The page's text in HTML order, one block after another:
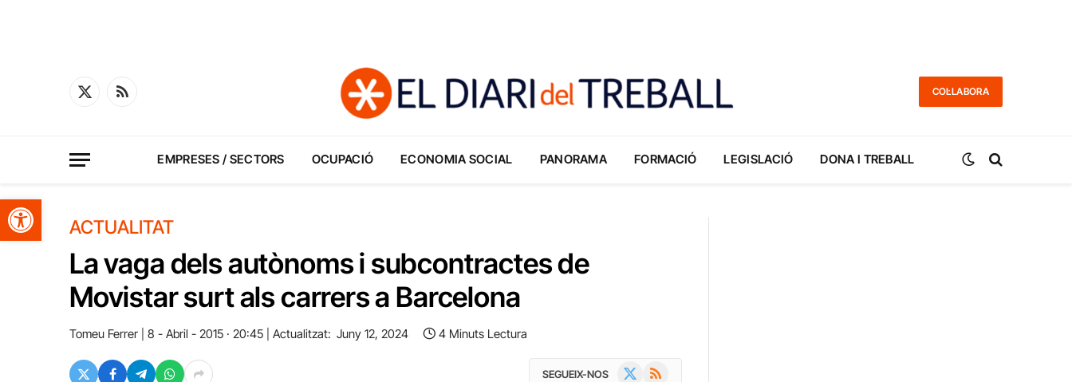
Obre la barra d'eines
X
RSS
COL·LABORA
EMPRESES / SECTORS OCUPACIÓ ECONOMIA SOCIAL PANORAMA FORMACIÓ LEGISLACIÓ DONA I TREBALL
ACTUALITAT
La vaga dels autònoms i subcontractes de
Movistar surt als carrers a Barcelona
Tomeu Ferrer 8 - Abril - 2015 · 20:45 Actualitzat: Juny 12, 2024 4 Minuts Lectura
SEGUEIX-NOS RSS